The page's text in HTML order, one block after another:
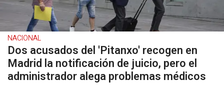
NACIONAL
Dos acusados del 'Pitanxo' recogen en
Madrid la notificación de juicio, pero el
administrador alega problemas médicos